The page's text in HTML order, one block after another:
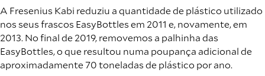
A Fresenius Kabi reduziu a quantidade de plástico utilizado
nos seus frascos EasyBottles em 2011 e, novamente, em
2013. No final de 2019, removemos a palhinha das
EasyBottles, o que resultou numa poupança adicional de
aproximadamente 70 toneladas de plástico por ano.